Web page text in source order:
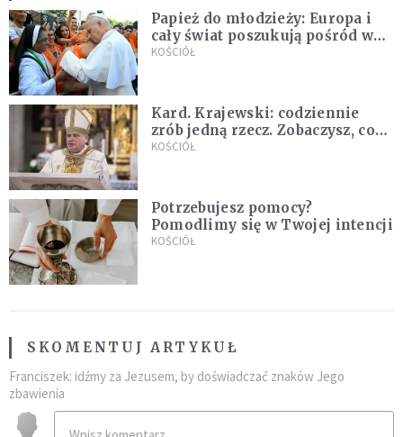
Papież do młodzieży: Europa i
cały świat poszukują pośród was
nowych świętych
KOŚCIÓŁ
Kard. Krajewski: codziennie
zrób jedną rzecz. Zobaczysz, co
stanie się z twoim życiem
KOŚCIÓŁ
Potrzebujesz pomocy?
Pomodlimy się w Twojej intencji
KOŚCIÓŁ
SKOMENTUJ ARTYKUŁ
Franciszek: idźmy za Jezusem, by doświadczać znaków Jego
zbawienia